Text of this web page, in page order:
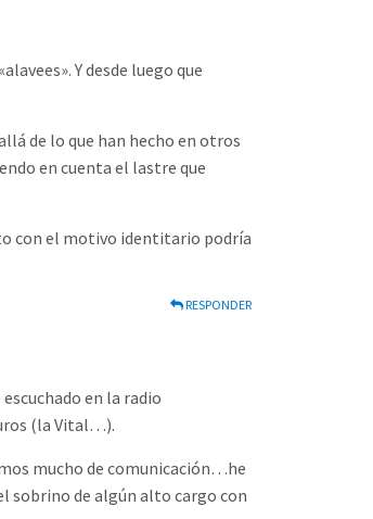
Y desde luego que
de lo que han hecho en otros
en cuenta el lastre que
con el motivo identitario podría
RESPONDER
en la radio
(la Vital…).
mucho de comunicación…he
sobrino de algún alto cargo con